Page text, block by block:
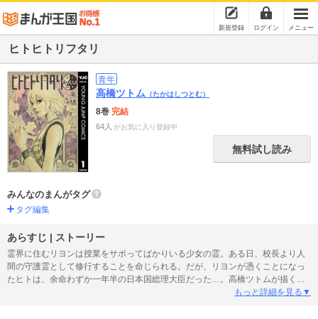
新規登録 ログイン メニュー
ヒトヒトリフタリ
青年
高橋ツトム （たかはしつとむ）
8巻 完結
64人 がお気に入り登録中
無料試し読み
みんなのまんがタグ
タグ編集
あらすじ | ストーリー
霊界に住むリヨンは授業をサボってばかりいる少女の霊。ある日、校長より人
間の守護霊として修行することを命じられる。だが、リヨンが憑くことになっ
たヒトは、余命わずか一年半の日本国総理大臣だった…。高橋ツトムが描く新
もっと詳細を見る▼